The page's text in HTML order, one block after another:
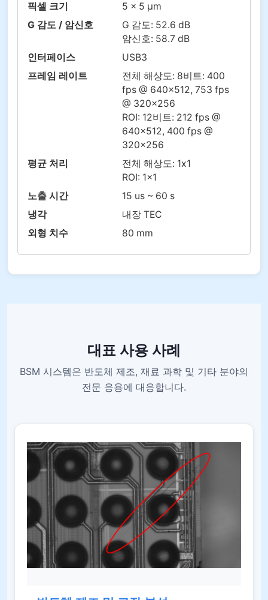
픽셀 크기
5 x 5 µm
G 감도 / 암신호
G 감도: 52.6 dB
암신호: 58.7 dB
인터페이스
USB3
프레임 레이트
전체 해상도: 8비트: 400
fps @ 640×512, 753 fps
@ 320×256
ROI: 12비트: 212 fps @
640×512, 400 fps @
320×256
평균 처리
전체 해상도: 1x1
ROI: 1x1
노출 시간
15 us ~ 60 s
냉각
내장 TEC
외형 치수
80 mm
대표 사용 사례
BSM 시스템은 반도체 제조, 재료 과학 및 기타 분야의
전문 응용에 대응합니다.